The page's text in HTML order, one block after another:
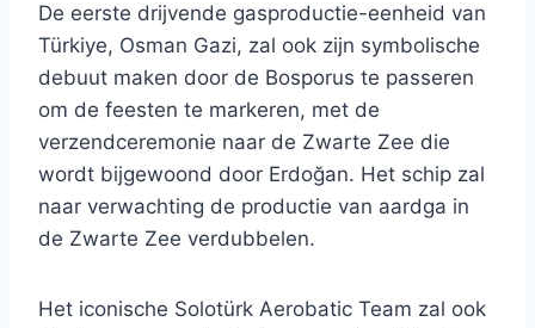
De eerste drijvende gasproductie-eenheid van
Türkiye, Osman Gazi, zal ook zijn symbolische
debuut maken door de Bosporus te passeren
om de feesten te markeren, met de
verzendceremonie naar de Zwarte Zee die
wordt bijgewoond door Erdoğan. Het schip zal
naar verwachting de productie van aardga in
de Zwarte Zee verdubbelen.
Het iconische Solotürk Aerobatic Team zal ook